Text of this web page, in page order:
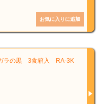
ラの黒 3食箱入 RA-3K